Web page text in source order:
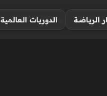
الرياضة الدوريات العالمية